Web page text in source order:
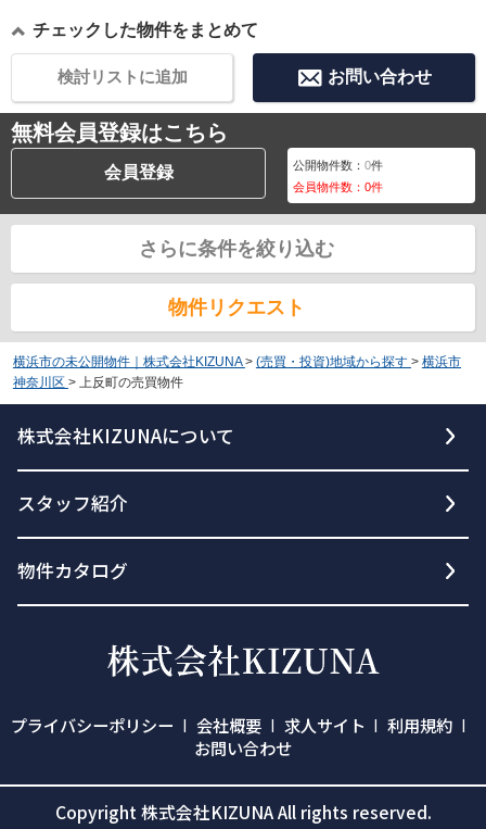
チェックした物件をまとめて
お問い合わせ
検討リストに追加
無料会員登録はこちら
会員登録 公開物件数：0件
会員物件数：0件
さらに条件を絞り込む
物件リクエスト
横浜市の未公開物件｜株式会社KIZUNA > (売買・投資)地域から探す > 横浜市
神奈川区 > 上反町の売買物件
株式会社KIZUNAについて
スタッフ紹介
物件カタログ
プライバシーポリシー 会社概要 求人サイト
利用規約
お問い合わせ
Copyright 株式会社KIZUNA All rights reserved.